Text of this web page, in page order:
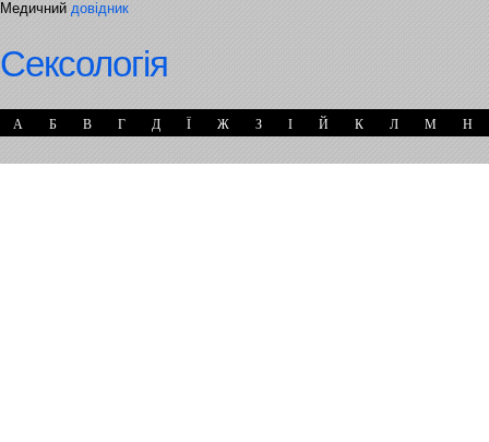
Медичний довідник
Сексологія
А Б В Г Д Ї Ж З І Й К Л М Н